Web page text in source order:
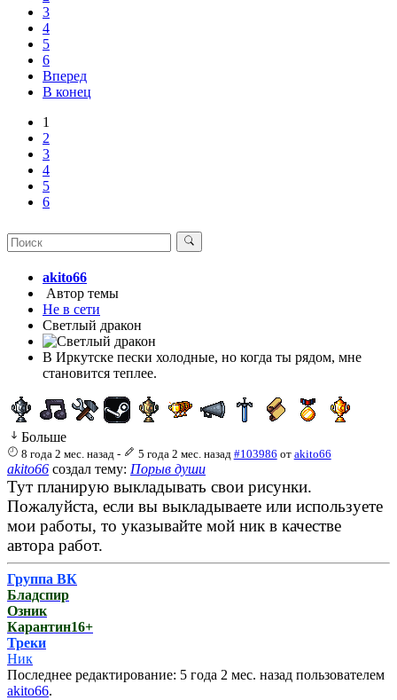
3
4
5
6
Вперед
В конец
1
2
3
4
5
6
akito66
Автор темы
Не в сети
Светлый дракон
В Иркутске пески холодные, но когда ты рядом, мне
становится теплее.
Больше
8 года 2 мес. назад - 5 года 2 мес. назад #103986 от akito66
akito66 создал тему: Порыв души
Тут планирую выкладывать свои рисунки.
Пожалуйста, если вы выкладываете или используете
мои работы, то указывайте мой ник в качестве
автора работ.
Группа ВК
Бладспир
Озник
Карантин16+
Треки
Ник
Последнее редактирование: 5 года 2 мес. назад пользователем
akito66.